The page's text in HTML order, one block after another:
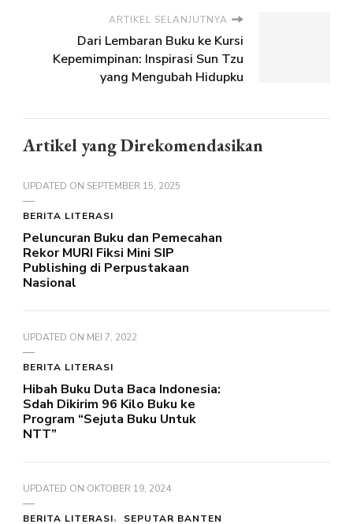
ARTIKEL SELANJUTNYA
Dari Lembaran Buku ke Kursi
Kepemimpinan: Inspirasi Sun Tzu
yang Mengubah Hidupku
Artikel yang Direkomendasikan
UPDATED ON SEPTEMBER 15, 2025
BERITA LITERASI
Peluncuran Buku dan Pemecahan
Rekor MURI Fiksi Mini SIP
Publishing di Perpustakaan
Nasional
UPDATED ON MEI 7, 2022
BERITA LITERASI
Hibah Buku Duta Baca Indonesia:
Sdah Dikirim 96 Kilo Buku ke
Program “Sejuta Buku Untuk
NTT”
UPDATED ON OKTOBER 19, 2024
BERITA LITERASI SEPUTAR BANTEN